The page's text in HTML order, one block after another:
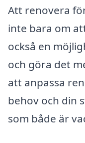
Att renovera
inte bara om
också en
och göra det
att anpassa
behov och din
som både är